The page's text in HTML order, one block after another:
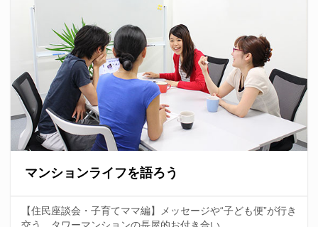
マンションライフを語ろう
【住民座談会・子育てママ編】メッセージや“子ども便”が行き